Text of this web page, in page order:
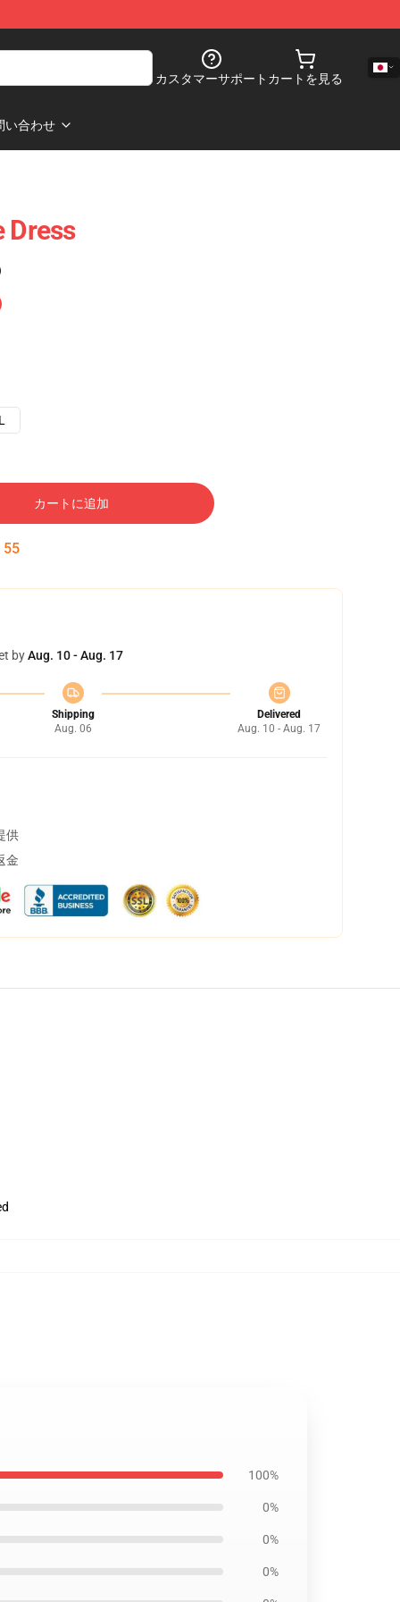
カスタマーサポート カートを見る
い合わせ
Dress
カートに追加
54
byAug. 10 - Aug. 17
Shipping
Aug. 06
Delivered
Aug. 10 - Aug. 17
供
金
100%
0%
0%
0%